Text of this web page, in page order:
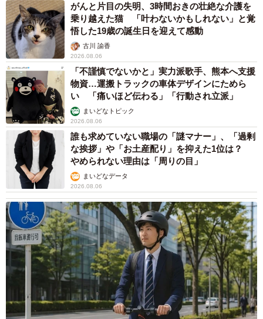
がんと片目の失明、3時間おきの壮絶な介護を
乗り越えた猫 「叶わないかもしれない」と覚
悟した19歳の誕生日を迎えて感動
古川 諭香
2026.08.06
「不謹慎でないかと」実力派歌手、熊本へ支援
物資…運搬トラックの車体デザインにためら
い 「痛いほど伝わる」「行動され立派」
まいどなトピック
2026.08.06
誰も求めていない職場の「謎マナー」、「過剰
な挨拶」や「お土産配り」を抑えた1位は？
やめられない理由は「周りの目」
まいどなデータ
2026.08.06